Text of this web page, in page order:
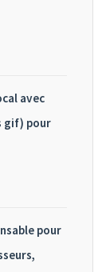
avec
gif) pour
pour